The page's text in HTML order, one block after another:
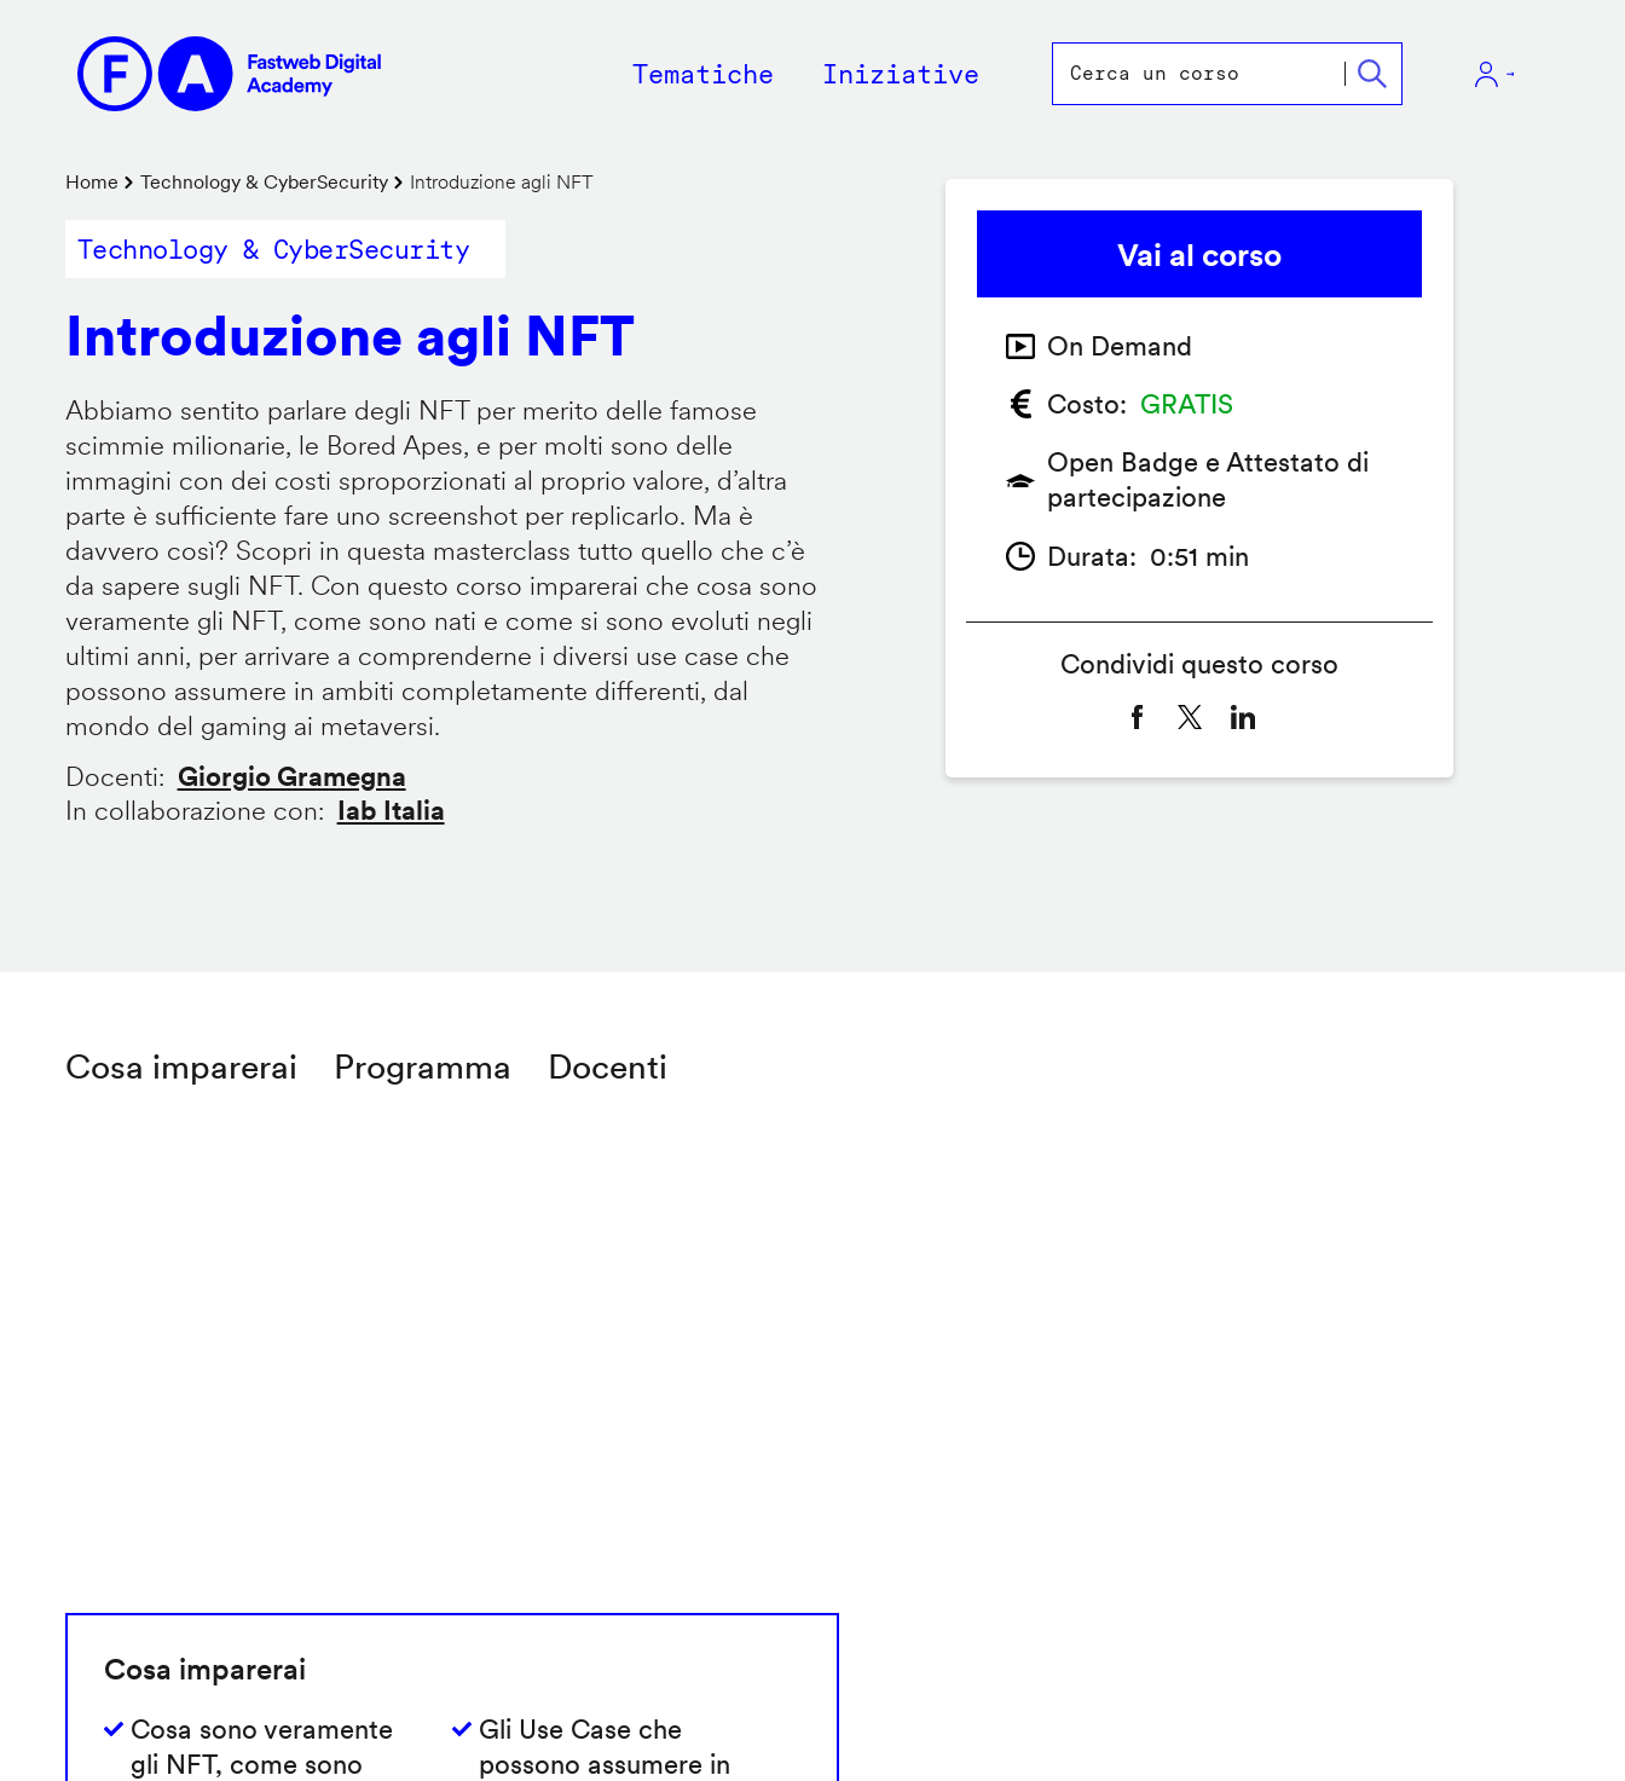
contenuto
principale
Main
Tematiche Iniziative
Briciole
di
Home Technology & CyberSecurity Introduzione agli NFT
Technology & CyberSecurity
Introduzione agli NFT
Abbiamo sentito parlare degli NFT per merito delle famose
scimmie milionarie, le Bored Apes, e per molti sono delle
immagini con dei costi sproporzionati al proprio valore, d’altra
parte è sufficiente fare uno screenshot per replicarlo. Ma è
davvero così? Scopri in questa masterclass tutto quello che c’è
da sapere sugli NFT. Con questo corso imparerai che cosa sono
veramente gli NFT, come sono nati e come si sono evoluti negli
ultimi anni, per arrivare a comprenderne i diversi use case che
possono assumere in ambiti completamente differenti, dal
mondo del gaming ai metaversi.
Docenti
Giorgio Gramegna
In collaborazione con
Iab Italia
Cosa imparerai Programma Docenti
Cosa imparerai
Cosa sono veramente
gli NFT, come sono
Gli Use Case che
possono assumere in
Vai al corso
On Demand
Costo
GRATIS
Open Badge e Attestato di
partecipazione
Durata
0:51 min
Condividi questo corso